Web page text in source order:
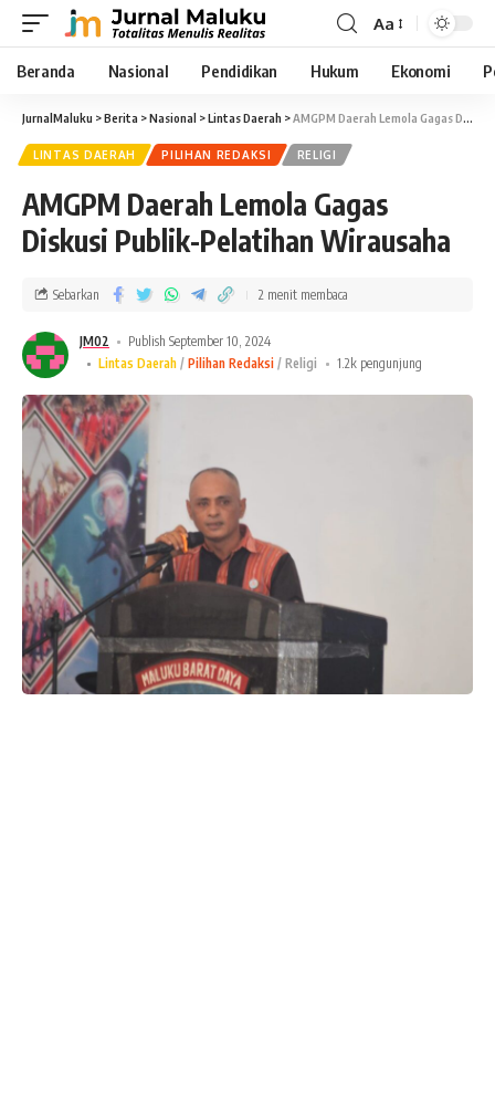
Aa
Beranda Nasional Pendidikan Hukum Ekonomi
JurnalMaluku >Berita >Nasional >Lintas Daerah >AMGPM Daerah Lemola Gagas Diskusi Publik-Pelatihan Wirausaha
LINTAS DAERAH PILIHAN REDAKSI RELIGI
AMGPM Daerah Lemola Gagas
Diskusi Publik-Pelatihan Wirausaha
JM02
Publish September 10, 2024
Lintas Daerah
Pilihan Redaksi Religi 1.2k pengunjung
Sebarkan 2 menit membaca